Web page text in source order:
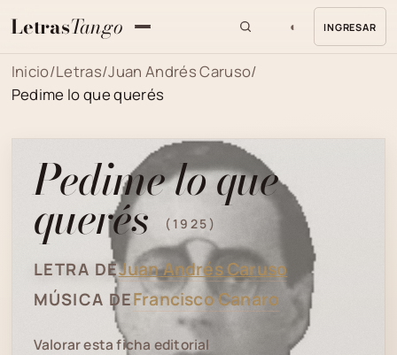
LetrasTango ◐ INGRESAR
Inicio/Letras/Juan Andrés Caruso/
Pedime lo que querés
Pedime lo que
querés (1925)
LETRA DEJuan Andrés Caruso
MÚSICA DEFrancisco Canaro
Valorar esta ficha editorial